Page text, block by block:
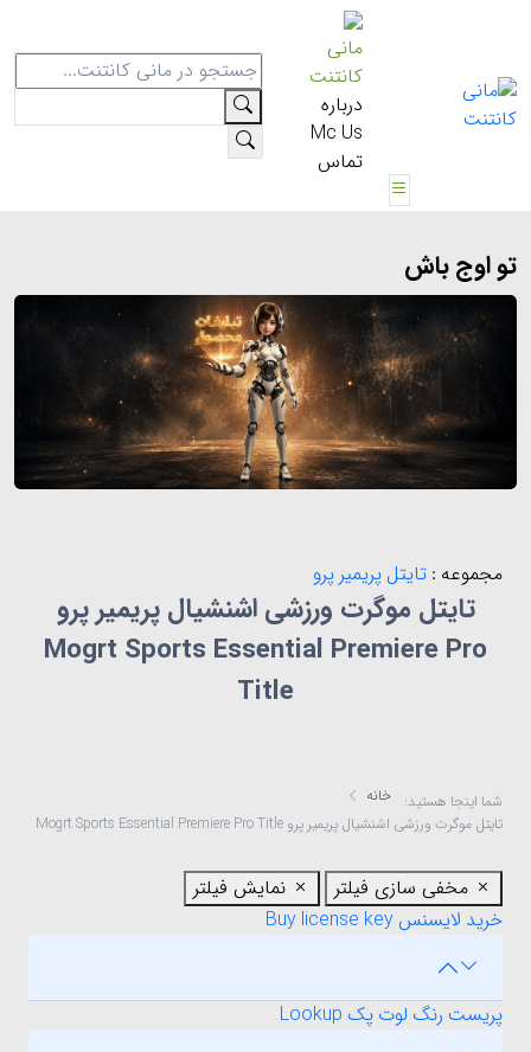
مانی
کانتنت
درباره
Mc Us
تماس
تو اوج باش
مجموعه : تایتل پریمیر پرو
تایتل موگرت ورزشی اشنشیال پریمیر پرو
Mogrt Sports Essential Premiere Pro
Title
شما اینجا هستید:
خانه
تایتل موگرت ورزشی اشنشیال پریمیر پرو Mogrt Sports Essential Premiere Pro Title
مخفی سازی فیلتر
نمایش فیلتر
خرید لایسنس Buy license key
پریست رنگ لوت پک Lookup